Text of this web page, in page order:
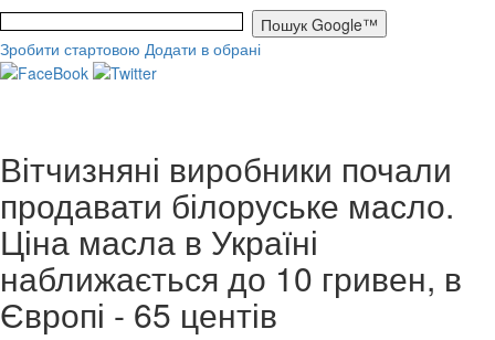
Зробити стартовою Додати в обрані
Вітчизняні виробники почали
продавати білоруське масло.
Ціна масла в Україні
наближається до 10 гривен, в
Європі - 65 центів